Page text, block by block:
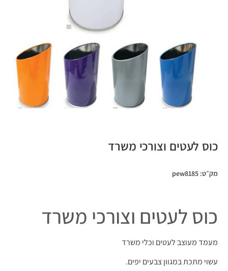
כוס לעטים וצורכי משרד
מק״ט: pew8185
כוס לעטים וצורכי משרד
מעמד מעוצב לעטים וכלי משרד
עשוי מתכת במגוון צבעים יפים.